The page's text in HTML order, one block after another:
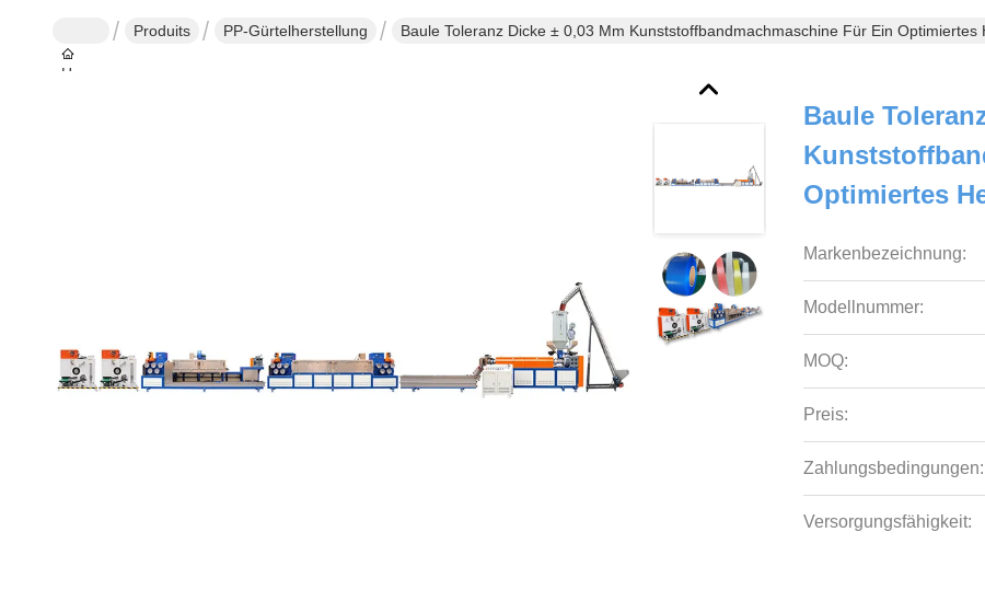
Haus
Produits PP-Gürtelherstellung Baule Toleranz Dicke ± 0,03 Mm Kunststoffbandmachmaschine Für Ein Optimiertes
Baule
Optimiertes
Markenbezeichnung:
Modellnummer:
MOQ:
Preis:
Zahlungsbedingungen:
Versorgungsfähigkeit: